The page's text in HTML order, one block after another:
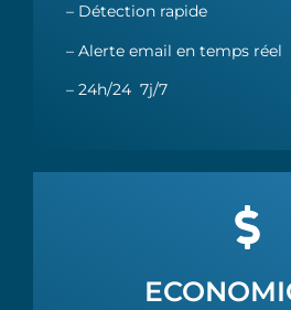
– Détection rapide
– Alerte email en temps réel
– 24h/24 7j/7